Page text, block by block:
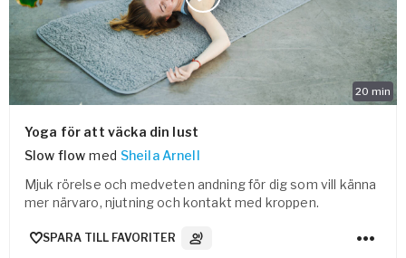
20 min
Yoga för att väcka din lust
Slow flow med Sheila Arnell
Mjuk rörelse och medveten andning för dig som vill känna
mer närvaro, njutning och kontakt med kroppen.
SPARA TILL FAVORITER 3 Ljudspår